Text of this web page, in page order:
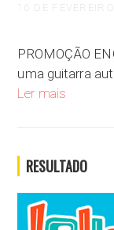
16 DE
PROMOÇÃO
uma guitarra
Ler mais
RESULTADO